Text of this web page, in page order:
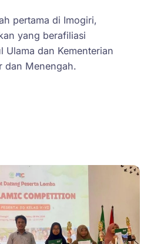
pertama di Imogiri,
yang berafiliasi
Ulama dan Kementerian
dan Menengah.